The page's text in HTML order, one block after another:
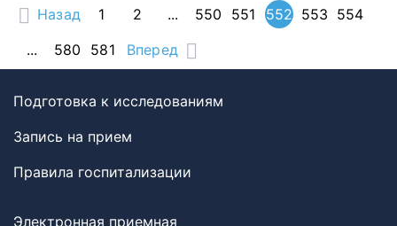
Назад 1 2 ... 550 551 552 553 554
...
580 581 Вперед
Подготовка к исследованиям
Запись на прием
Правила госпитализации
Электронная приемная